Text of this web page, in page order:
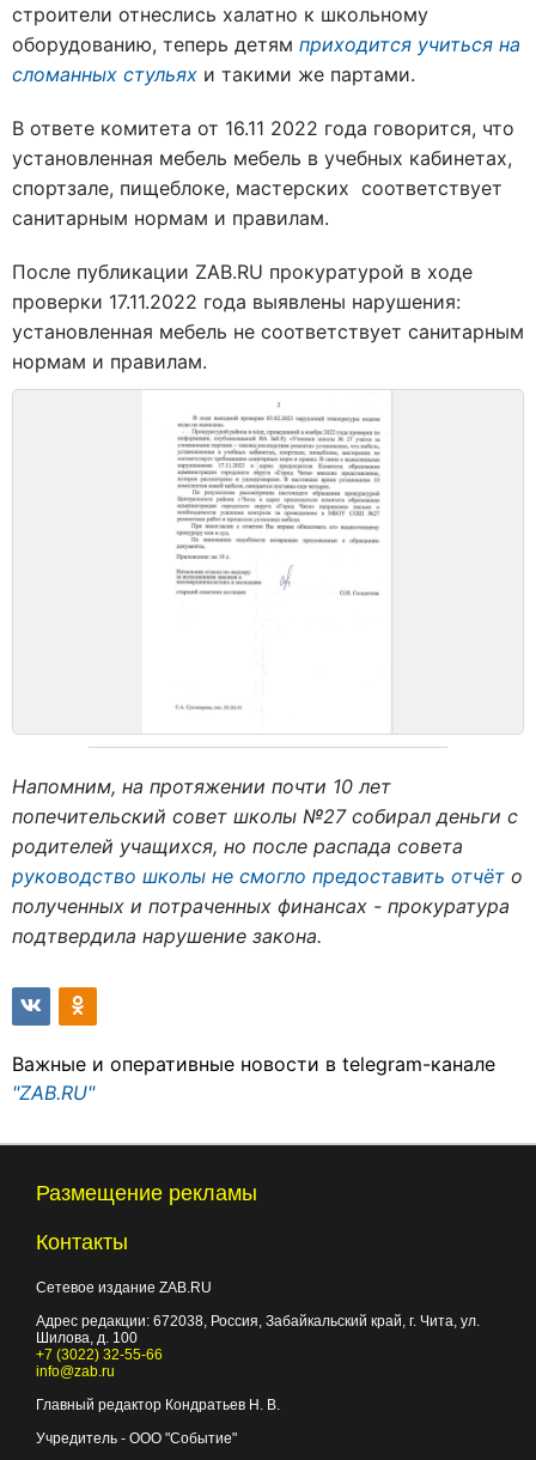
строители отнеслись халатно к школьному
оборудованию, теперь детям приходится учиться на
сломанных стульях и такими же партами.
В ответе комитета от 16.11 2022 года говорится, что
установленная мебель мебель в учебных кабинетах,
спортзале, пищеблоке, мастерских соответствует
санитарным нормам и правилам.
После публикации ZAB.RU прокуратурой в ходе
проверки 17.11.2022 года выявлены нарушения:
установленная мебель не соответствует санитарным
нормам и правилам.
Напомним, на протяжении почти 10 лет
попечительский совет школы №27 собирал деньги с
родителей учащихся, но после распада совета
руководство школы не смогло предоставить отчёт о
полученных и потраченных финансах - прокуратура
подтвердила нарушение закона.
Важные и оперативные новости в telegram-канале
"ZAB.RU"
Размещение рекламы
Контакты
Сетевое издание ZAB.RU
Адрес редакции: 672038, Россия, Забайкальский край, г. Чита, ул.
Шилова, д. 100
+7 (3022) 32-55-66
info@zab.ru
Главный редактор Кондратьев Н. В.
Учредитель - ООО "Событие"